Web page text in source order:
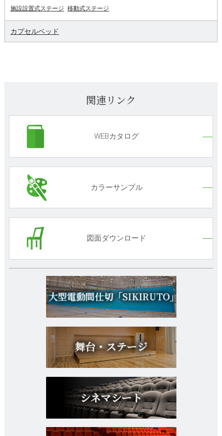
施設設置式ステージ 移動式ステージ
カプセルベッド
関連リンク
WEBカタログ
カラーサンプル
図面ダウンロード